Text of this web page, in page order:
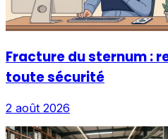
Fracture du sternum :
toute sécurité
2 août 2026